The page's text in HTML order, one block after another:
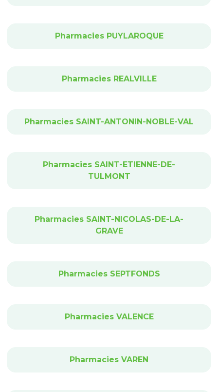
Pharmacies PUYLAROQUE
Pharmacies REALVILLE
Pharmacies SAINT-ANTONIN-NOBLE-VAL
Pharmacies SAINT-ETIENNE-DE-
TULMONT
Pharmacies SAINT-NICOLAS-DE-LA-
GRAVE
Pharmacies SEPTFONDS
Pharmacies VALENCE
Pharmacies VAREN